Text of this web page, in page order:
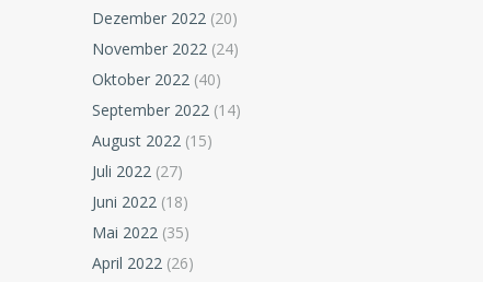
Dezember 2022 (20)
November 2022 (24)
Oktober 2022 (40)
September 2022 (14)
August 2022 (15)
Juli 2022 (27)
Juni 2022 (18)
Mai 2022 (35)
April 2022 (26)